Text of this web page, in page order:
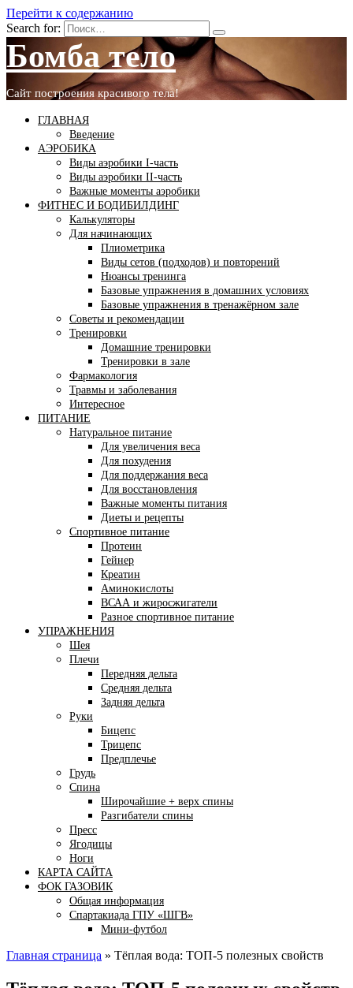
Перейти к содержанию
Search for:
Бомба тело
Сайт построения красивого тела!
ГЛАВНАЯ
Введение
АЭРОБИКА
Виды аэробики І-часть
Виды аэробики ІІ-часть
Важные моменты аэробики
ФИТНЕС И БОДИБИЛДИНГ
Калькуляторы
Для начинающих
Плиометрика
Виды сетов (подходов) и повторений
Нюансы тренинга
Базовые упражнения в домашних условиях
Базовые упражнения в тренажёрном зале
Советы и рекомендации
Тренировки
Домашние тренировки
Тренировки в зале
Фармакология
Травмы и заболевания
Интересное
ПИТАНИЕ
Натуральное питание
Для увеличения веса
Для похудения
Для поддержания веса
Для восстановления
Важные моменты питания
Диеты и рецепты
Спортивное питание
Протеин
Гейнер
Креатин
Аминокислоты
ВСАА и жиросжигатели
Разное спортивное питание
УПРАЖНЕНИЯ
Шея
Плечи
Передняя дельта
Средняя дельта
Задняя дельта
Руки
Бицепс
Трицепс
Предплечье
Грудь
Спина
Широчайшие + верх спины
Разгибатели спины
Пресс
Ягодицы
Ноги
КАРТА САЙТА
ФОК ГАЗОВИК
Общая информация
Спартакиада ГПУ «ШГВ»
Мини-футбол
Главная страница » Тёплая вода: ТОП-5 полезных свойств